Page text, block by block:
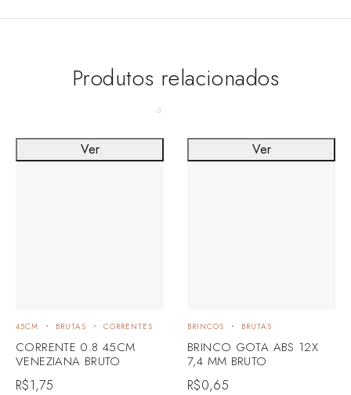
Produtos relacionados
45CM BRUTAS CORRENTES
CORRENTE 0.8 45CM
VENEZIANA BRUTO
R$1,75
Ver
BRINCOS BRUTAS
BRINCO GOTA ABS 12X
7,4 MM BRUTO
R$0,65
Ver